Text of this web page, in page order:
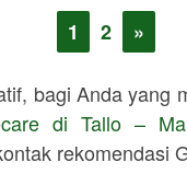
1 2 »
bagi Anda yang
di Tallo –
rekomendasi